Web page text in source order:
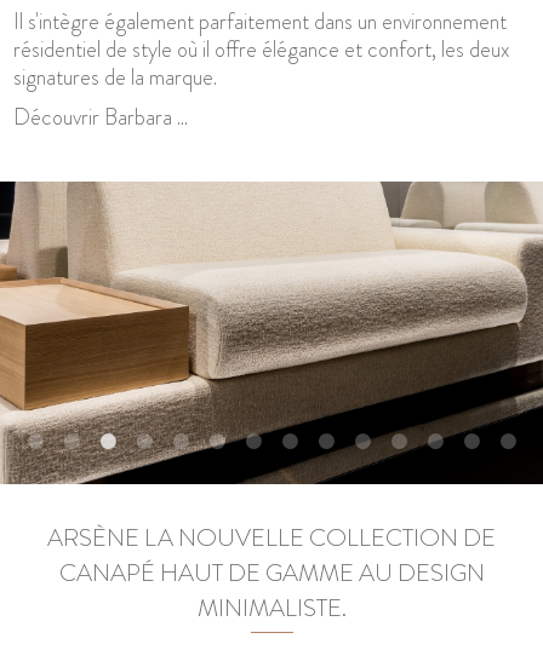
Il s'intègre également parfaitement dans un environnement
résidentiel de style où il offre élégance et confort, les deux
signatures de la marque.
Découvrir Barbara ...
ARSÈNE LA NOUVELLE COLLECTION DE
CANAPÉ HAUT DE GAMME AU DESIGN
MINIMALISTE.